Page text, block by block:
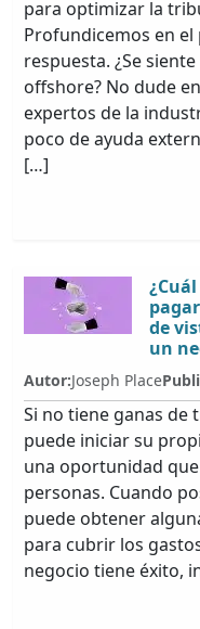
para optimizar la
Profundicemos en
respuesta. ¿Se
offshore? No dude
expertos de la
poco de ayuda
[…]
de
un
Autor:Joseph Place
Si no tiene ganas de
puede iniciar su
una oportunidad
personas. Cuando
puede obtener
para cubrir los
negocio tiene éxito,